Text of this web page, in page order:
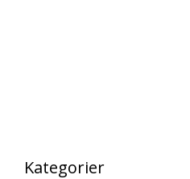
Kategorier